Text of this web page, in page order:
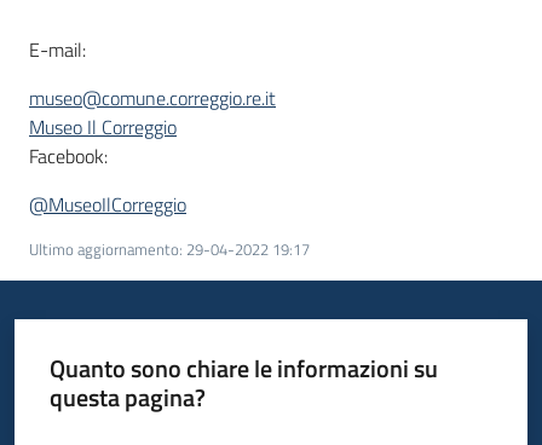
E-mail:
museo@comune.correggio.re.it
Museo Il Correggio
Facebook:
@MuseoIlCorreggio
Ultimo aggiornamento: 29-04-2022 19:17
Quanto sono chiare le informazioni su
questa pagina?